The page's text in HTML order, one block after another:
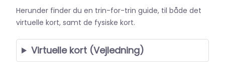
Herunder finder du en trin-for-trin guide, til både det
virtuelle kort, samt de fysiske kort.
Virtuelle kort (Vejledning)